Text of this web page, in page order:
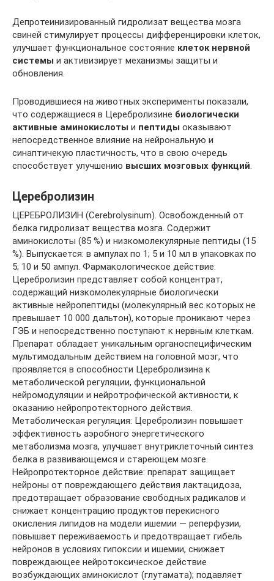
Депротеинизированный гидролизат вещества мозга
свиней стимулирует процессы дифференцировки клеток,
улучшает функциональное состояние клеток нервной
системы и активизирует механизмы защиты и
обновления.
Проводившиеся на животных эксперименты показали,
что содержащиеся в Церебролизине биологически
активные аминокислоты и пептиды оказывают
непосредственное влияние на нейрональную и
синаптичекую пластичность, что в свою очередь
способствует улучшению высших мозговых функций.
Церебролизин
ЦЕРЕБРОЛИЗИН (Сеrеbrolysinum). Освобожденный от
белка гидролизат вещества мозга. Содержит
аминокислоты (85 %) и низкомолекулярные пептиды (15
%). Выпускается: в ампулах по 1; 5 и 10 мл в упаковках по
5; 10 и 50 ампул. Фармакологическое действие:
Церебролизин представляет собой концентрат,
содержащий низкомолекулярные биологически
активные нейропептиды (молекулярный вес которых не
превышает 10 000 дальтон), которые проникают через
ГЭБ и непосредственно поступают к нервным клеткам.
Препарат обладает уникальным органоспецифическим
мультимодальным действием на головной мозг, что
проявляется в способности Церебролизина к
метаболической регуляции, функциональной
нейромодуляции и нейротрофической активности, к
оказанию нейропротекторного действия.
Метаболическая регуляция: Церебролизин повышает
эффективность аэробного энергетического
метаболизма мозга, улучшает внутриклеточный синтез
белка в развивающемся и стареющем мозге.
Нейропротекторное действие: препарат защищает
нейроны от повреждающего действия лактацидоза,
предотвращает образование свободных радикалов и
снижает концентрацию продуктов перекисного
окисления липидов на модели ишемии — реперфузии,
повышает переживаемость и предотвращает гибель
нейронов в условиях гипоксии и ишемии, снижает
повреждающее нейротоксическое действие
возбуждающих аминокислот (глутамата); подавляет